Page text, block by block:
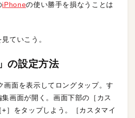
iPhoneの使い勝手を損なうことは
ていこう。
の設定方法
画面を表示してロングタップ。す
画面が開く。画面下部の［カス
］をタップしよう。［カスタマイ